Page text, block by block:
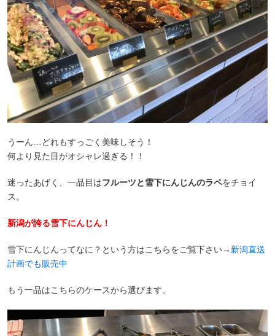
うーん…どれもすっごく美味しそう！
何より見た目がオシャレ過ぎる！！
迷ったあげく、一品目はフルーツと雪下にんじんのラペをチョイ
ス。
新潟が誇る雪下にんじん！
雪下にんじんってなに？という方はこちらをご覧下さい→ 新潟直送
計画でも販売中
もう一品はこちらのケースから選びます。